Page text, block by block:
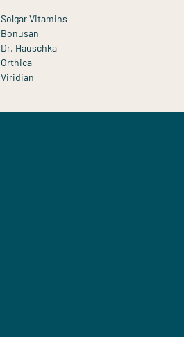
Solgar Vitamins
Bonusan
Dr. Hauschka
Orthica
Viridian